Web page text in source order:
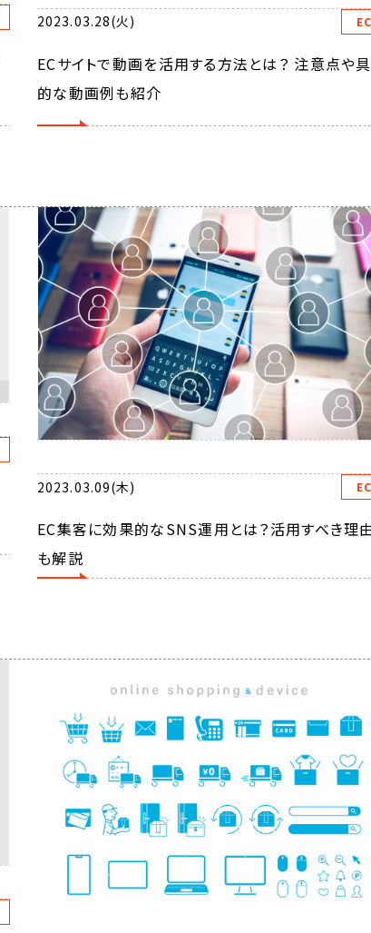
2023.03.28(火) EC
ECサイトで動画を活用する方法とは？ 注意点や
的な動画例も紹介
2023.03.09(木) EC
EC集客に効果的なSNS運用とは？活用すべき理
も解説